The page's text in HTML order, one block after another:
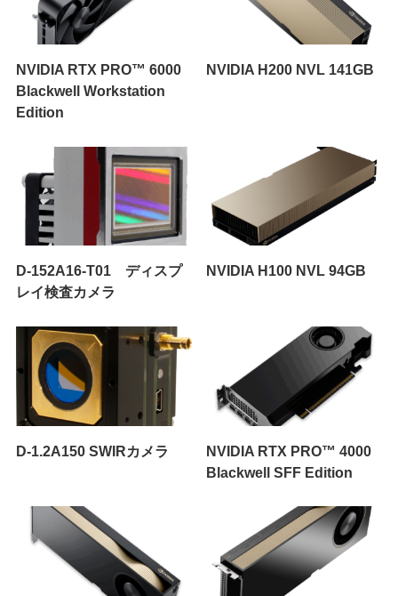
NVIDIA RTX PRO™ 6000
Blackwell Workstation
Edition
NVIDIA H200 NVL 141GB
D-152A16-T01 ディスプ
レイ検査カメラ
NVIDIA H100 NVL 94GB
D-1.2A150 SWIRカメラ
NVIDIA RTX PRO™ 4000
Blackwell SFF Edition